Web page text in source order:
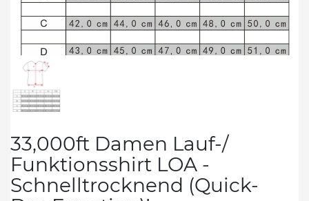
33,000ft Damen Lauf-/
Funktionsshirt LOA -
Schnelltrocknend (Quick-